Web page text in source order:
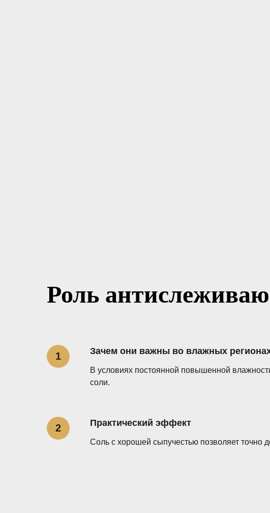
Роль
Зачем они важны во влажных
В условиях постоянной повышенной
соли.
Практический эффект
Соль с хорошей сыпучестью позволяет точно